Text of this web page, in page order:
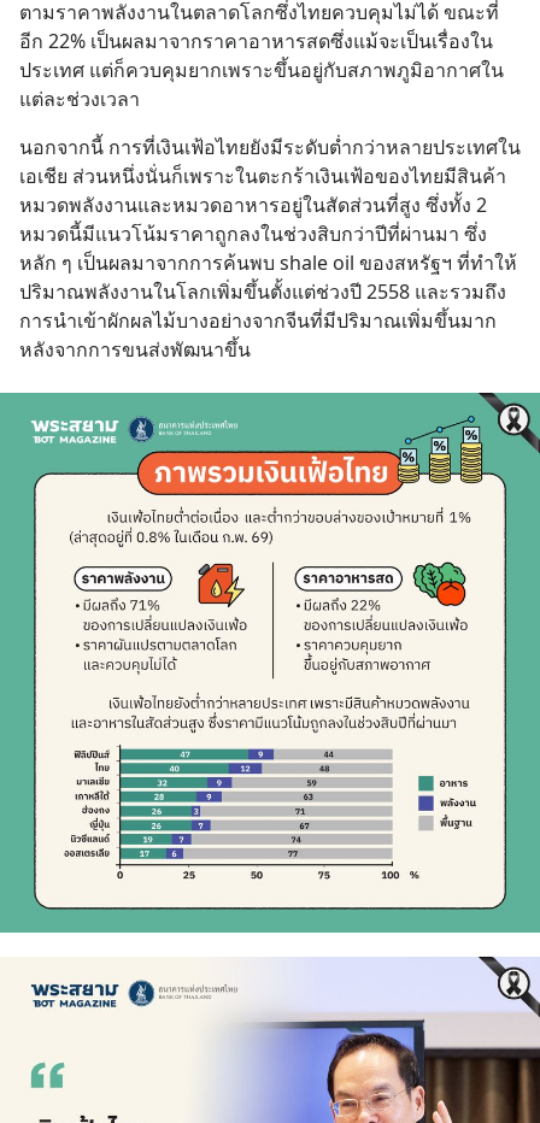
ตามราคาพลังงานในตลาดโลกซึ่งไทยควบคุมไม่ได้ ขณะที่
อีก 22% เป็นผลมาจากราคาอาหารสดซึ่งแม้จะเป็นเรื่องใน
ประเทศ แต่ก็ควบคุมยากเพราะขึ้นอยู่กับสภาพภูมิอากาศใน
แต่ละช่วงเวลา
นอกจากนี้ การที่เงินเฟ้อไทยยังมีระดับต่ำกว่าหลายประเทศใน
เอเชีย ส่วนหนึ่งนั่นก็เพราะในตะกร้าเงินเฟ้อของไทยมีสินค้า
หมวดพลังงานและหมวดอาหารอยู่ในสัดส่วนที่สูง ซึ่งทั้ง 2
หมวดนี้มีแนวโน้มราคาถูกลงในช่วงสิบกว่าปีที่ผ่านมา ซึ่ง
หลัก ๆ เป็นผลมาจากการค้นพบ shale oil ของสหรัฐฯ ที่ทำให้
ปริมาณพลังงานในโลกเพิ่มขึ้นตั้งแต่ช่วงปี 2558 และรวมถึง
การนำเข้าผักผลไม้บางอย่างจากจีนที่มีปริมาณเพิ่มขึ้นมาก
หลังจากการขนส่งพัฒนาขึ้น